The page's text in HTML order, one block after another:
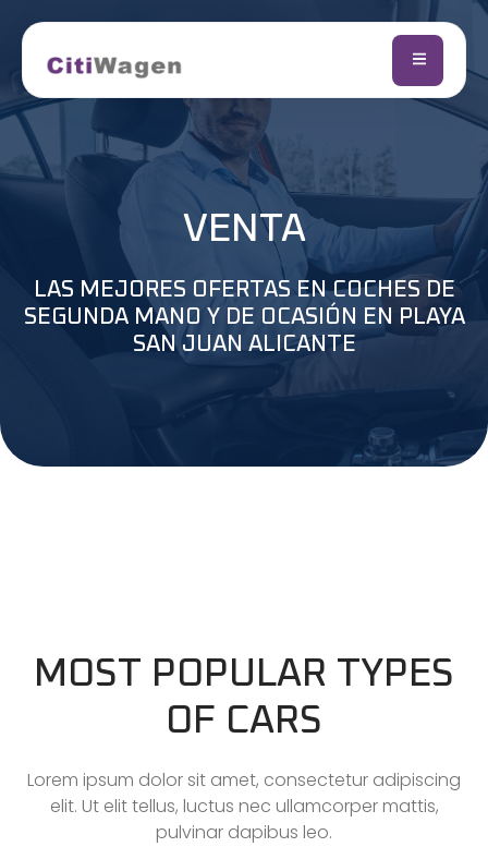
VENTA
LAS MEJORES OFERTAS EN COCHES DE
SEGUNDA MANO Y DE OCASIÓN EN PLAYA
SAN JUAN ALICANTE
MOST POPULAR TYPES
OF CARS
Lorem ipsum dolor sit amet, consectetur adipiscing
elit. Ut elit tellus, luctus nec ullamcorper mattis,
pulvinar dapibus leo.